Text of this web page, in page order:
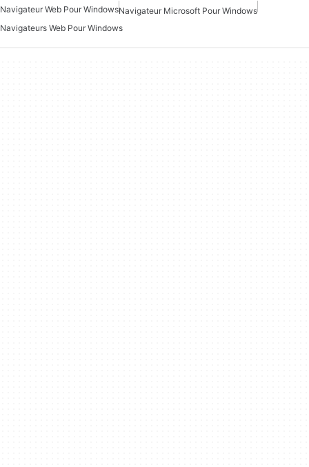
Navigateur Web Pour WindowsNavigateur Microsoft Pour Windows
Navigateurs Web Pour Windows